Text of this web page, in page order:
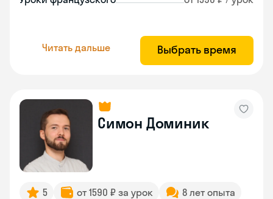
Читать дальше Выбрать время
Симон Доминик
5 от 1590 ₽ за урок
8 лет опыта